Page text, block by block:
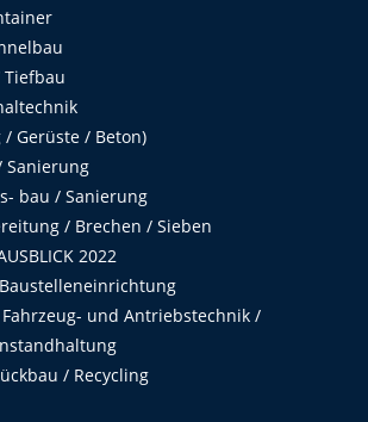
Tiefbau
/ Gerüste / Beton)
Sanierung
bau / Sanierung
/ Brechen / Sieben
2022
und Antriebstechnik /
/ Recycling